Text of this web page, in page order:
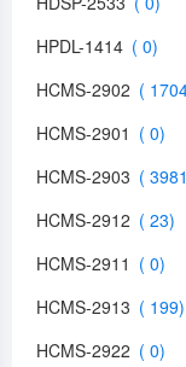
HPDL-1414
HCMS-2902
HCMS-2901
HCMS-2903
HCMS-2912
HCMS-2911
HCMS-2913
HCMS-2922